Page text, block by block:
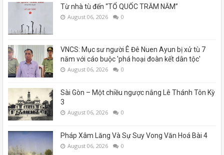
Từ nhà tù đến “TỔ QUỐC TRĂM NĂM”
August 06, 2026 0
VNCS: Mục sư người Ê Đê Nuen Ayun bị xử tù 7
năm với cáo buộc 'phá hoại đoàn kết dân tộc'
August 06, 2026 0
Sài Gòn – Một chiều ngược nắng Lê Thánh Tôn Kỳ
3
August 06, 2026 0
Pháp Xâm Lăng Và Sự Suy Vong Văn Hoá Bài 4
August 06, 2026 0